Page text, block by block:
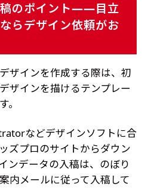
稿のポイント——目立
らデザイン依頼がお
ザインを作成する際は、初
ザインを描けるテンプレー
。
などデザインソフトに合
ズプロのサイトからダウン
ンデータの入稿は、のぼり
内メールに従って入稿して